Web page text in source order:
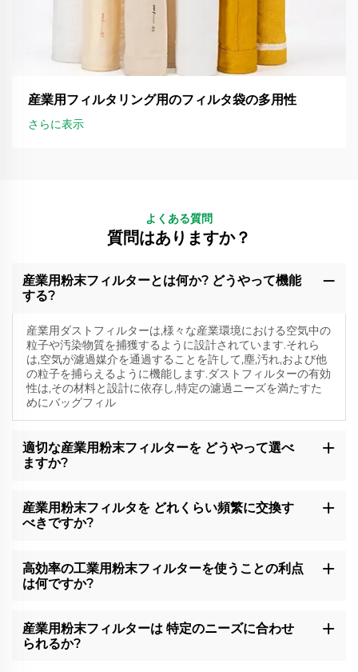
産業用フィルタリング用のフィルタ袋の多用性
さらに表示
よくある質問
質問はありますか？
産業用粉末フィルターとは何か? どうやって機能
する?
産業用ダストフィルターは,様々な産業環境における空気中の
粒子や汚染物質を捕獲するように設計されています.それら
は,空気が濾過媒介を通過することを許して,塵,汚れ,および他
の粒子を捕らえるように機能します.ダストフィルターの有効
性は,その材料と設計に依存し,特定の濾過ニーズを満たすた
めにバッグフィル
適切な産業用粉末フィルターを どうやって選べ
ますか?
産業用粉末フィルタを どれくらい頻繁に交換す
べきですか?
高効率の工業用粉末フィルターを使うことの利点
は何ですか?
産業用粉末フィルターは 特定のニーズに合わせ
られるか?